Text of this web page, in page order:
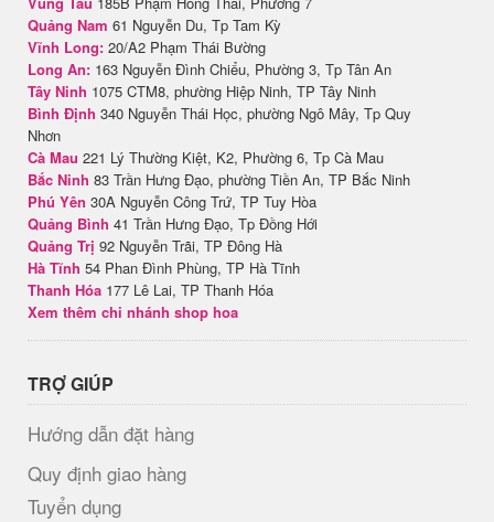
Quảng Nam 61 Nguyễn Du, Tp Tam Kỳ
Vĩnh Long: 20/A2 Phạm Thái Bường
Long An: 163 Nguyễn Đình Chiểu, Phường 3, Tp Tân An
Tây Ninh 1075 CTM8, phường Hiệp Ninh, TP Tây Ninh
Bình Định 340 Nguyễn Thái Học, phường Ngô Mây, Tp Quy
Nhơn
Cà Mau 221 Lý Thường Kiệt, K2, Phường 6, Tp Cà Mau
Bắc Ninh 83 Trần Hưng Đạo, phường Tiền An, TP Bắc Ninh
Phú Yên 30A Nguyễn Công Trứ, TP Tuy Hòa
Quảng Bình 41 Trần Hưng Đạo, Tp Đồng Hới
Quảng Trị 92 Nguyễn Trãi, TP Đông Hà
Hà Tĩnh 54 Phan Đình Phùng, TP Hà Tĩnh
Thanh Hóa 177 Lê Lai, TP Thanh Hóa
Xem thêm chi nhánh shop hoa
TRỢ GIÚP
Hướng dẫn đặt hàng
Quy định giao hàng
Tuyển dụng